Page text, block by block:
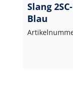
Slang
Blau